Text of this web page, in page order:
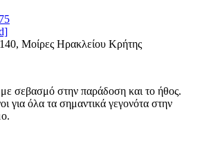
Μοίρες Ηρακλείου Κρήτης
με σεβασμό στην παράδοση και το ήθος.
για όλα τα σημαντικά γεγονότα στην